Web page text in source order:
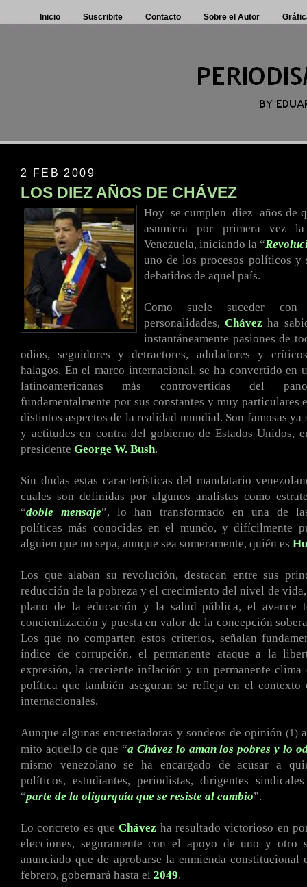
Inicio Suscribite Contacto Sobre el Autor
2 FEB 2009
LOS DIEZ AÑOS DE CHÁVEZ
Hoy .se cumplen .diez años de
asumiera por primera vez
Venezuela, iniciando la “
uno de los procesos políticos y
debatidos de aquel país.
Como suele suceder
personalidades,Chávez ha
instantáneamente pasiones de
odios, seguidores y detractores, aduladores y
halagos. En el marco internacional, se ha convertido en
latinoamericanas más controvertidas del
fundamentalmente por sus constantes y muy particulares
distintos aspectos de la realidad mundial. Son famosas ya
y actitudes en contra del gobierno de Estados Unidos,
presidente George W. Bush.
Sin dudas estas características del mandatario
cuales son definidas por algunos analistas como
“doble mensaje”, lo han transformado en una de
políticas más conocidas en el mundo, y difícilmente
alguien que no sepa, aunque sea someramente, quién es
Los que alaban su revolución, destacan entre sus
reducción de la pobreza y el crecimiento del nivel de
plano de la educación y la salud pública, el avance
concientización y puesta en valor de la concepción
Los que no comparten estos criterios, señalan
índice de corrupción, el permanente ataque a la
expresión, la creciente inflación y un permanente
política que también aseguran se refleja en el contexto
internacionales.
Aunque algunas encuestadoras y sondeos de opinión(1)
mito aquello de que “a Chávez lo aman los pobres y lo
mismo venezolano se ha encargado de acusar a
políticos, estudiantes, periodistas, dirigentes
“parte de la oligarquía que se resiste al cambio”.
Lo concreto es queChávez ha resultado victorioso en
elecciones, seguramente con el apoyo de uno y otro
anunciado que de aprobarse la enmienda
febrero, gobernará hasta el 2049.